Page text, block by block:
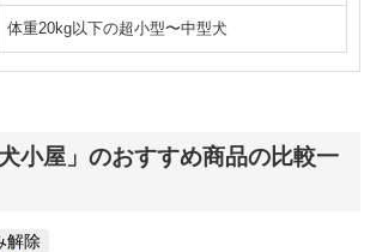
体重20kg以下の超小型〜中型犬
小屋」のおすすめ商品の比較一
解除